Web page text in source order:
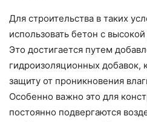
Для строительства в таких
использовать бетон с
Это достигается путем
гидроизоляционных добавок,
защиту от проникновения
Особенно важно это для
постоянно подвергаются